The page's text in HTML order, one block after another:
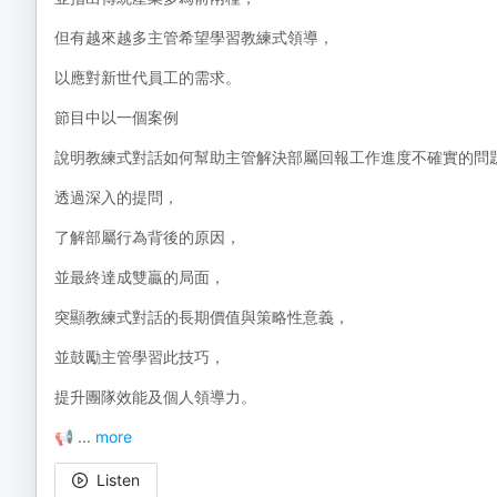
但有越來越多主管希望學習教練式領導，
以應對新世代員工的需求。
節目中以一個案例
說明教練式對話如何幫助主管解決部屬回報工作進度不確實的問
透過深入的提問，
了解部屬行為背後的原因，
並最終達成雙贏的局面，
突顯教練式對話的長期價值與策略性意義，
並鼓勵主管學習此技巧，
提升團隊效能及個人領導力。
📢 ... more
Listen